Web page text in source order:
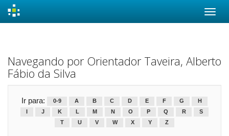
Navegando por Orientador Taveira, Alberto
Fábio da Silva
Ir para: 0-9 A B C D E F G
H
J K L M N O P Q R
S
T
U V W X Y Z